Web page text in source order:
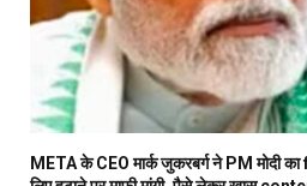
META के CEO मार्क जुकरबर्ग ने PM मोदी